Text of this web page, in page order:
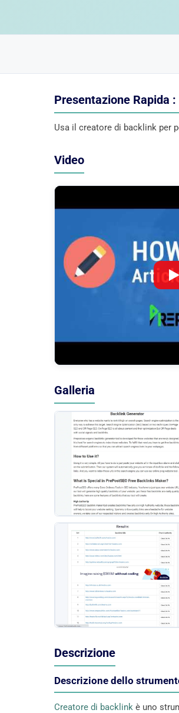
Presentazione Rapida
Usa il creatore di backlink per
Video
Galleria
Descrizione
Descrizione dello
Creatore di backlink è uno